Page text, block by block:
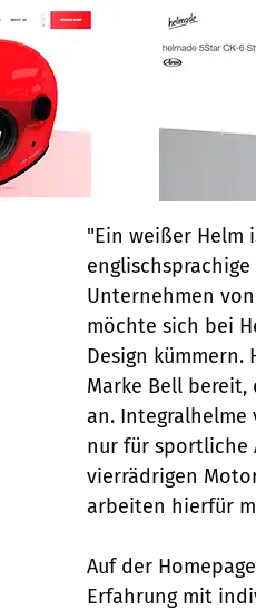
"Ein weißer Helm
Unternehmen
möchte sich bei
Design
Marke Bell bereit,
an. Integralhelme
nur für sportliche
vierrädrigen
arbeiten hierfür
Auf der
Erfahrung mit